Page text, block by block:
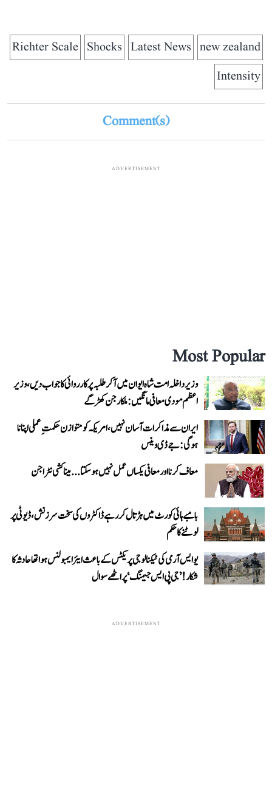
new zealand
Latest News
Shocks
Richter Scale
Intensity
Comment(s)
ADVERTISEMENT
Most Popular
وزیر داخلہ امت شاہ ایوان میں آ کر طلبہ پر کارروائی کا جواب دیں، وزیر
اعظم مودی معافی مانگیں: ملکارجن کھڑگے
ایران سے مذاکرات آسان نہیں، امریکہ کو متوازن حکمتِ عملی اپنانا
ہوگی: جے ڈی وینس
معاف کرنا اور معافی یکساں عمل نہیں ہو سکتا... میناکشی نٹراجن
بامبے ہائی کورٹ میں ہڑتال کر رہے ڈاکٹروں کی سخت سرزنش، ڈیوٹی پر
لوٹنے کا حکم
یو ایس آرمی کی ٹیکنالوجی پریکٹس کے باعث ایئر ایمبولنس ہوا تھا حادثہ کا
شکار! ’جی پی ایس جیمنگ‘ پر اٹھے سوال
ADVERTISEMENT